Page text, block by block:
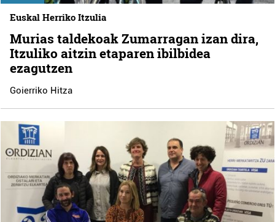
Euskal Herriko Itzulia
Murias taldekoak Zumarragan izan dira,
Itzuliko aitzin etaparen ibilbidea
ezagutzen
Goierriko Hitza